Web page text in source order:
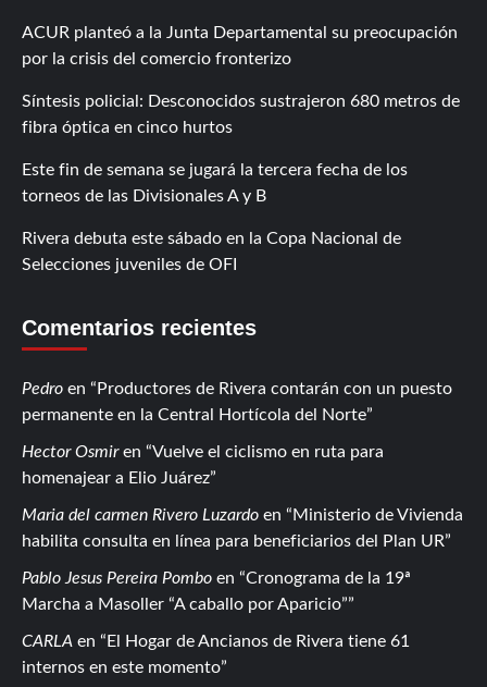
ACUR planteó a la Junta Departamental su preocupación
por la crisis del comercio fronterizo
Síntesis policial: Desconocidos sustrajeron 680 metros de
fibra óptica en cinco hurtos
Este fin de semana se jugará la tercera fecha de los
torneos de las Divisionales A y B
Rivera debuta este sábado en la Copa Nacional de
Selecciones juveniles de OFI
Comentarios recientes
Pedro en
Productores de Rivera contarán con un puesto
permanente en la Central Hortícola del Norte
Hector Osmiren
Vuelve el ciclismo en ruta para
homenajear a Elio Juárez
Maria del carmen Rivero Luzardo en
Ministerio de Vivienda
habilita consulta en línea para beneficiarios del Plan UR
Pablo Jesus Pereira Pombo en
Cronograma de la 19ª
Marcha a Masoller “A caballo por Aparicio”
CARLA en
El Hogar de Ancianos de Rivera tiene 61
internos en este momento